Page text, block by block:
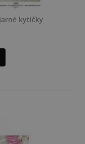
kytičky